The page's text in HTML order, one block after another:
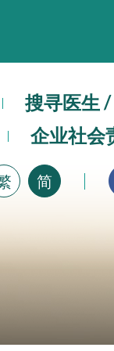
搜寻医生
企业社会
简